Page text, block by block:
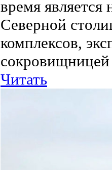
время
Северной
комплексов,
Читать